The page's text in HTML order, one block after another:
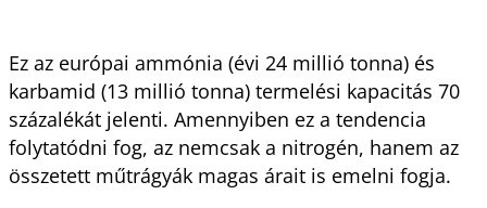
Ez az európai ammónia (évi 24 millió tonna) és
karbamid (13 millió tonna) termelési kapacitás 70
százalékát jelenti. Amennyiben ez a tendencia
folytatódni fog, az nemcsak a nitrogén, hanem az
összetett műtrágyák magas árait is emelni fogja.